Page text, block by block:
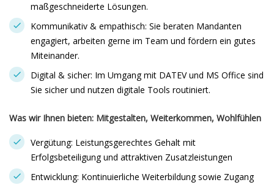
maßgeschneiderte Lösungen.
Kommunikativ & empathisch: Sie beraten Mandanten
engagiert, arbeiten gerne im Team und fördern ein gutes
Miteinander.
Digital & sicher: Im Umgang mit DATEV und MS Office sind
Sie sicher und nutzen digitale Tools routiniert.
Was wir Ihnen bieten: Mitgestalten, Weiterkommen, Wohlfühlen
Vergütung: Leistungsgerechtes Gehalt mit
Erfolgsbeteiligung und attraktiven Zusatzleistungen
Entwicklung: Kontinuierliche Weiterbildung sowie Zugang